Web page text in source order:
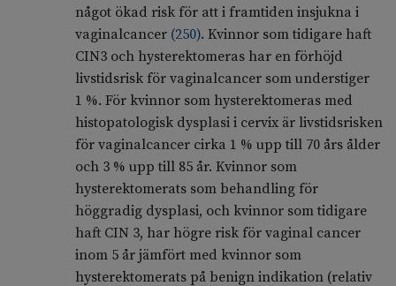
något ökad risk för att i framtiden insjukna i
vaginalcancer (250). Kvinnor som tidigare haft
CIN3 och hysterektomeras har en förhöjd
livstidsrisk för vaginalcancer som understiger
1 %. För kvinnor som hysterektomeras med
histopatologisk dysplasi i cervix är livstidsrisken
för vaginalcancer cirka 1 % upp till 70 års ålder
och 3 % upp till 85 år. Kvinnor som
hysterektomerats som behandling för
höggradig dysplasi, och kvinnor som tidigare
haft CIN 3, har högre risk för vaginal cancer
inom 5 år jämfört med kvinnor som
hysterektomerats på benign indikation (relativ